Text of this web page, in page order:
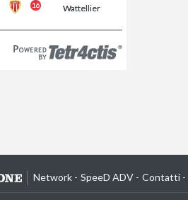
16 Wattellier
Network SpeeD ADV Contatti